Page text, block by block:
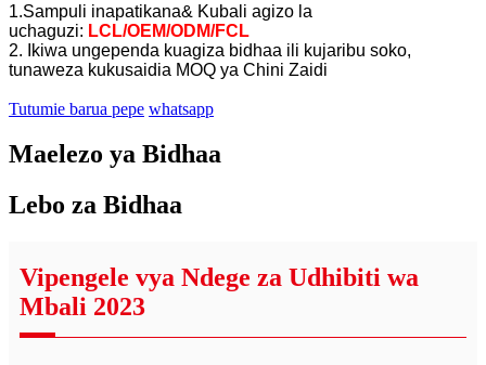
1.Sampuli inapatikana& Kubali agizo la
uchaguzi: LCL/OEM/ODM/FCL
2. Ikiwa ungependa kuagiza bidhaa ili kujaribu soko,
tunaweza kukusaidia MOQ ya Chini Zaidi
Tutumie barua pepe whatsapp
Maelezo ya Bidhaa
Lebo za Bidhaa
Vipengele vya Ndege za Udhibiti wa
Mbali 2023